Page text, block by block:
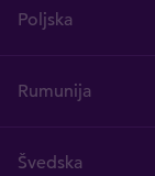
Poljska
Rumunija
Švedska